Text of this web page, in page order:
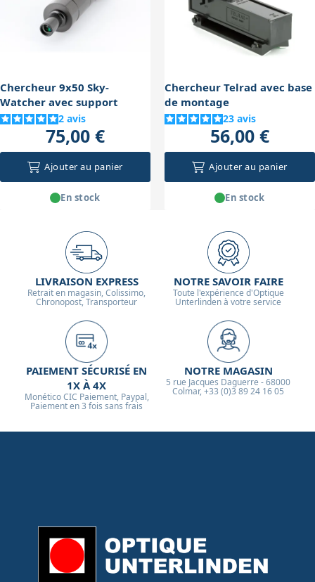
qui est crucial pour conserver l’alignement du
chercheur intact.
Chercheur 9x50 Sky-
Watcher avec support
2 avis
75,00 €
Ajouter au panier
En stock
Chercheur Telrad avec base
de montage
23 avis
56,00 €
Ajouter au panier
En stock
LIVRAISON EXPRESS
Retrait en magasin, Colissimo,
Chronopost, Transporteur
NOTRE SAVOIR FAIRE
Toute l'expérience d'Optique
Unterlinden à votre service
PAIEMENT SÉCURISÉ EN
1X À 4X
Monético CIC Paiement, Paypal,
Paiement en 3 fois sans frais
NOTRE MAGASIN
5 rue Jacques Daguerre - 68000
Colmar, +33 (0)3 89 24 16 05